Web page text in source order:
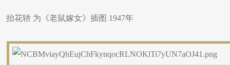
抬花轿 为《老鼠嫁女》插图 1947年